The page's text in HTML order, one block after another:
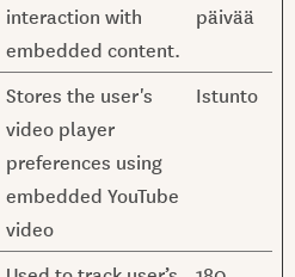
interaction with
embedded content.
päivää
Stores the user's
video player
preferences using
embedded YouTube
video
Istunto